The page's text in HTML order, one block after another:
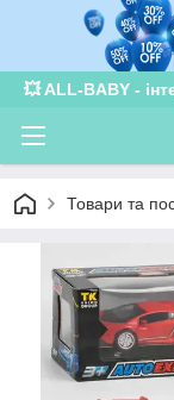
💥 ALL-BABY -
Товари та